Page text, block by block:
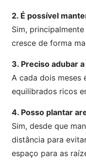
2. É possível
Sim,
cresce de forma
3. Preciso adubar
A cada dois meses
equilibrados ricos
4. Posso plantar
Sim, desde que
distância para
espaço para as